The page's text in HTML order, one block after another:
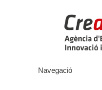
Navegació